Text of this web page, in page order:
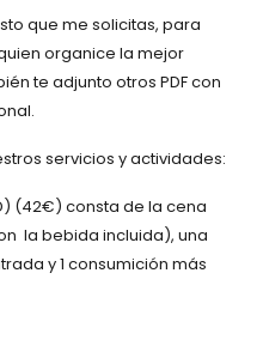
que me solicitas, para
organice la mejor
te adjunto otros PDF con
servicios y actividades:
(42€) consta de la cena
la bebida incluida), una
y 1 consumición más